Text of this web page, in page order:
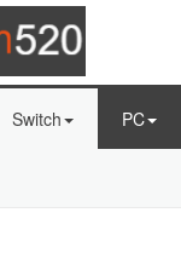
Switch PC